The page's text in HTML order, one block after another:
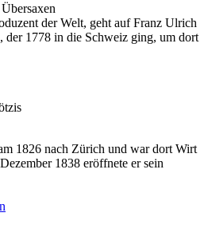
der Welt, geht auf Franz Ulrich
der 1778 in die Schweiz ging, um dort
1826 nach Zürich und war dort Wirt
1838 eröffnete er sein